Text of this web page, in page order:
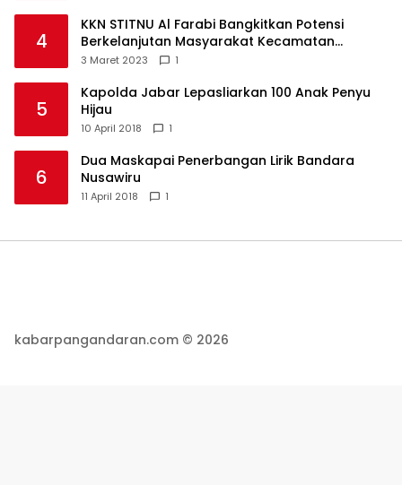
4
KKN STITNU Al Farabi Bangkitkan Potensi
Berkelanjutan Masyarakat Kecamatan
Langkaplancar
3 Maret 2023 1
5
Kapolda Jabar Lepasliarkan 100 Anak Penyu
Hijau
10 April 2018 1
6
Dua Maskapai Penerbangan Lirik Bandara
Nusawiru
11 April 2018 1
kabarpangandaran.com © 2026